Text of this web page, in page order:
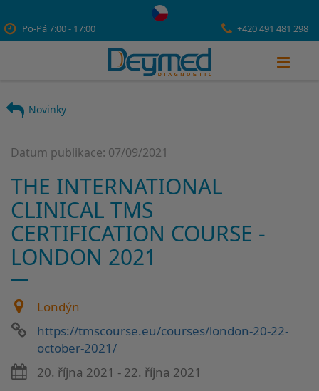
Po-Pá 7:00 - 17:00 +420 491 481 298
Novinky
Datum publikace: 07/09/2021
THE INTERNATIONAL
CLINICAL TMS
CERTIFICATION COURSE -
LONDON 2021
Londýn
https://tmscourse.eu/courses/london-20-22-
october-2021/
20. října 2021 - 22. října 2021